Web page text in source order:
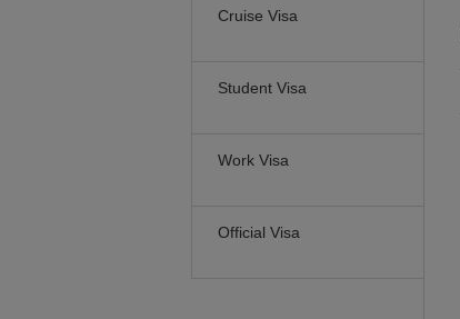
Cruise Visa
Student Visa
Work Visa
Official Visa